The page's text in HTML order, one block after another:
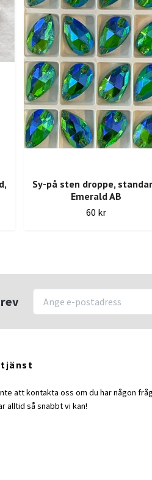
Sy-på sten droppe,
Emerald AB
60 kr
att kontakta oss om du har någon
alltid så snabbt vi kan!